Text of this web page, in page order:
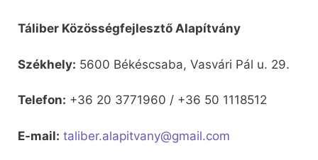
Táliber Közösségfejlesztő Alapítvány
Székhely: 5600 Békéscsaba, Vasvári Pál u. 29.
Telefon: +36 20 3771960 / +36 50 1118512
E-mail: taliber.alapitvany@gmail.com